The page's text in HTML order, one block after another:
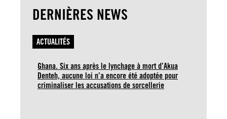
DERNIÈRES NEWS
ACTUALITÉS
Ghana. Six ans après le lynchage à mort d’Akua
Denteh, aucune loi n’a encore été adoptée pour
criminaliser les accusations de sorcellerie